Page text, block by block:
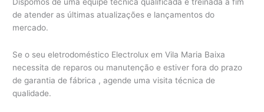
de atender as últimas atualizações e lançamentos do
mercado.
Se o seu eletrodoméstico Electrolux em Vila Maria Baixa
necessita de reparos ou manutenção e estiver fora do prazo
de garantia de fábrica , agende uma visita técnica de
qualidade.